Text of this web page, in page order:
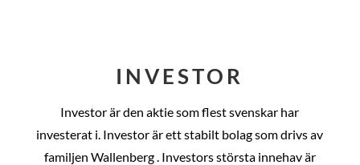
INVESTOR
Investor är den aktie som flest svenskar har
investerat i. Investor är ett stabilt bolag som drivs av
familjen Wallenberg . Investors största innehav är